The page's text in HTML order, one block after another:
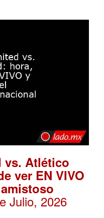
vs. Atlético
ver EN VIVO
Julio, 2026